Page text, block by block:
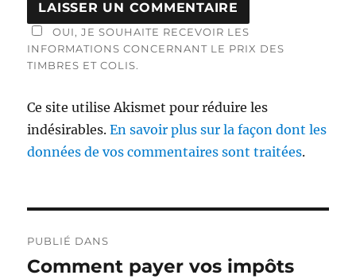
OUI, JE SOUHAITE RECEVOIR LES
INFORMATIONS CONCERNANT LE PRIX DES
TIMBRES ET COLIS.
Ce site utilise Akismet pour réduire les
indésirables.En savoir plus sur la façon dont les
données de vos commentaires sont traitées.
de
PUBLIÉ DANS
Comment payer vos impôts